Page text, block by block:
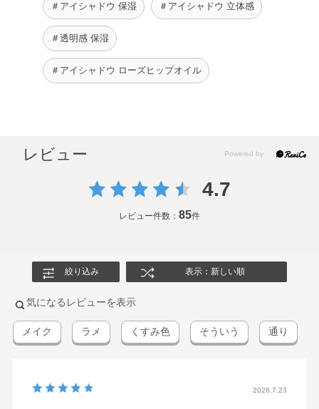
＃アイシャドウ 保湿 ＃アイシャドウ 立体感
＃透明感 保湿
＃アイシャドウ ローズヒップオイル
レビュー
4.7
レビュー件数： 85件
絞り込み 表示：新しい順
気になるレビューを表示
メイク ラメ くすみ色 そういう 通り
2026.7.23